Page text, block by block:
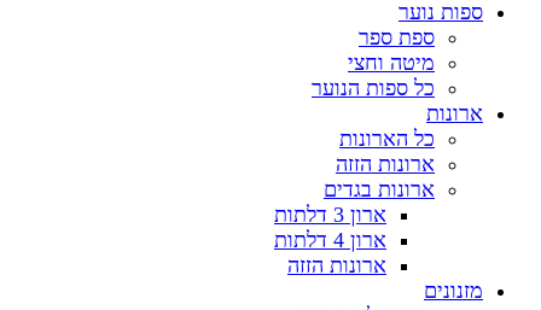
ספות נוער
ספת ספר
מיטה וחצי
כל ספות הנוער
ארונות
כל הארונות
ארונות הזזה
ארונות בגדים
ארון 3 דלתות
ארון 4 דלתות
ארונות הזזה
מזנונים